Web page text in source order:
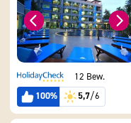
12 Bew.
100%
5,7/6